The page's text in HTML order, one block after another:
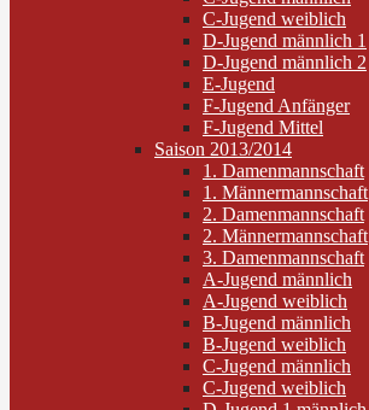
C-Jugend weiblich
D-Jugend männlich 1
D-Jugend männlich 2
E-Jugend
F-Jugend Anfänger
F-Jugend Mittel
Saison 2013/2014
1. Damenmannschaft
1. Männermannschaft
2. Damenmannschaft
2. Männermannschaft
3. Damenmannschaft
A-Jugend männlich
A-Jugend weiblich
B-Jugend männlich
B-Jugend weiblich
C-Jugend männlich
C-Jugend weiblich